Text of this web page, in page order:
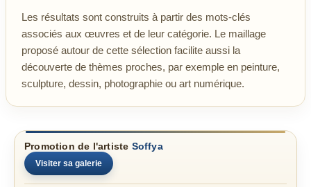
Les résultats sont construits à partir des mots-clés
associés aux œuvres et de leur catégorie. Le maillage
proposé autour de cette sélection facilite aussi la
découverte de thèmes proches, par exemple en peinture,
sculpture, dessin, photographie ou art numérique.
Promotion de l'artiste Soffya
Visiter sa galerie